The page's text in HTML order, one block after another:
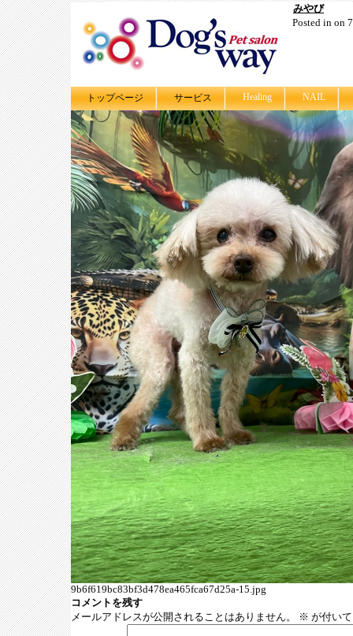
トップページ サービス Healing NAIL
みやび
Posted in on
9b6f619bc83bf3d478ea465fca67d25a-15.jpg
コメントを残す
メールアドレスが公開されることはありません。
※ が付い